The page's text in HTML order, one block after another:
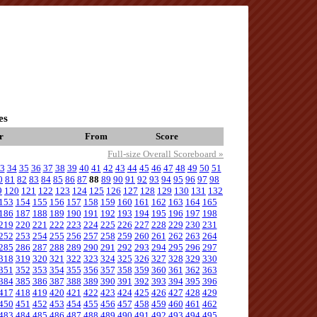
From
Score
Full-size Overall Scoreboard »
34 35 36 37 38 39 40 41 42 43 44 45 46 47 48 49 50 51
81 82 83 84 85 86 87 88 89 90 91 92 93 94 95 96 97 98
120 121 122 123 124 125 126 127 128 129 130 131 132
154 155 156 157 158 159 160 161 162 163 164 165
187 188 189 190 191 192 193 194 195 196 197 198
220 221 222 223 224 225 226 227 228 229 230 231
253 254 255 256 257 258 259 260 261 262 263 264
286 287 288 289 290 291 292 293 294 295 296 297
319 320 321 322 323 324 325 326 327 328 329 330
352 353 354 355 356 357 358 359 360 361 362 363
385 386 387 388 389 390 391 392 393 394 395 396
418 419 420 421 422 423 424 425 426 427 428 429
451 452 453 454 455 456 457 458 459 460 461 462